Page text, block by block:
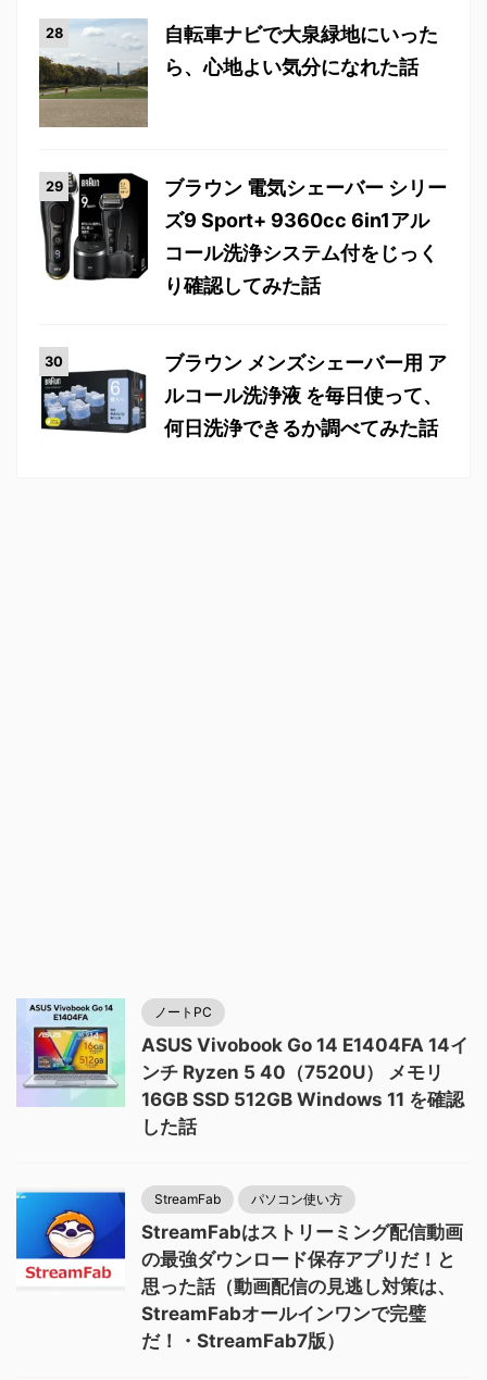
自転車ナビで大泉緑地にいった
ら、心地よい気分になれた話
ブラウン 電気シェーバー シリー
ズ9 Sport+ 9360cc 6in1アル
コール洗浄システム付をじっく
り確認してみた話
ブラウン メンズシェーバー用 ア
ルコール洗浄液 を毎日使って、
何日洗浄できるか調べてみた話
ノートPC
ASUS Vivobook Go 14 E1404FA 14イ
ンチ Ryzen 5 40（7520U） メモリ
16GB SSD 512GB Windows 11 を確認
した話
StreamFab パソコン使い方
StreamFabはストリーミング配信動画
の最強ダウンロード保存アプリだ！と
思った話（動画配信の見逃し対策は、
StreamFabオールインワンで完璧
だ！・StreamFab7版）